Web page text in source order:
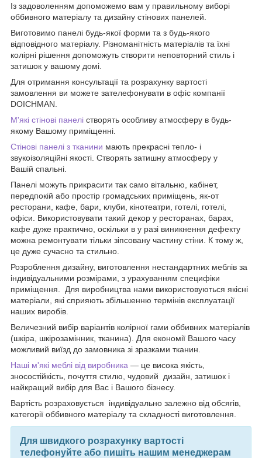
Із задоволенням допоможемо вам у правильному виборі
оббивного матеріалу та дизайну стінових панелей.
Виготовимо панелі будь-якої форми та з будь-якого
відповідного матеріалу. Різноманітність матеріалів та їхні
колірні рішення допоможуть створити неповторний стиль і
затишок у вашому домі.
Для отримання консультації та розрахунку вартості
замовлення ви можете зателефонувати в офіс компанії
DOICHMAN.
М'які стінові панелі створять особливу атмосферу в будь-
якому Вашому приміщенні.
Стінові панелі з тканини мають прекрасні тепло- і
звукоізоляційні якості. Створять затишну атмосферу у
Вашій спальні.
Панелі можуть прикрасити так само вітальню, кабінет,
передпокій або простір громадських приміщень, як-от
ресторани, кафе, бари, клуби, кінотеатри, готелі, готелі,
офіси. Використовувати такий декор у ресторанах, барах,
кафе дуже практично, оскільки в у разі виникнення дефекту
можна ремонтувати тільки зіпсовану частину стіни. К тому ж,
це дуже сучасно та стильно.
Розроблення дизайну, виготовлення нестандартних меблів за
індивідуальними розмірами, з урахуванням специфіки
приміщення. Для виробництва нами використовуються якісні
матеріали, які сприяють збільшенню термінів експлуатації
наших виробів.
Величезний вибір варіантів колірної гами оббивних матеріалів
(шкіра, шкірозамінник, тканина). Для економії Вашого часу
можливий виїзд до замовника зі зразками тканин.
Наші м'які меблі від виробника — це висока якість,
зносостійкість, почуття стилю, чудовий дизайн, затишок і
найкращий вибір для Вас і Вашого бізнесу.
Вартість розраховується індивідуально залежно від обсягів,
категорії оббивного матеріалу та складності виготовлення.
Для швидкого розрахунку вартості
телефонуйте або пишіть нашим менеджерам